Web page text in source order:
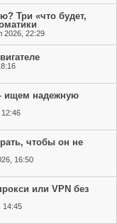
Три «что будет,
2026, 22:29
ищем надежную
чтобы он не
16:50
или VPN без
14:45